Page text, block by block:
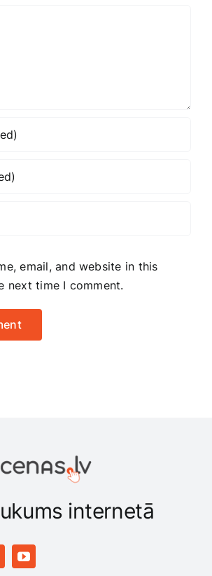
email, and website in this
next time I comment.
internetā